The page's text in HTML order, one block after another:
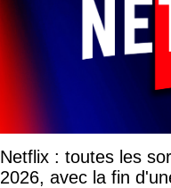
Netflix : toutes les
2026, avec la fin